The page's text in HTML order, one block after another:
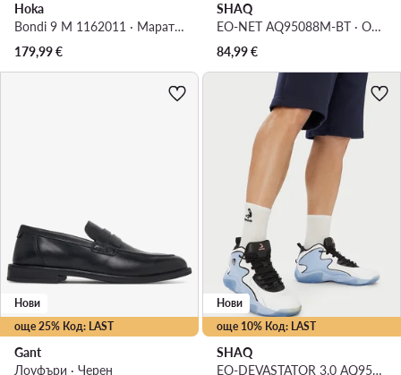
Hoka
Bondi 9 M 1162011 · Маратонки за бягане
179,99€
SHAQ
EO-NET AQ95088M-BT · Обувки за баскетбол
84,99€
още 25% Код: LAST
Нови
Gant
Лоуфъри · Черен
още 10% Код: LAST
Нови
SHAQ
EO-DEVASTATOR 3.0 AQ95078M-WL · Обувки за баскетбол